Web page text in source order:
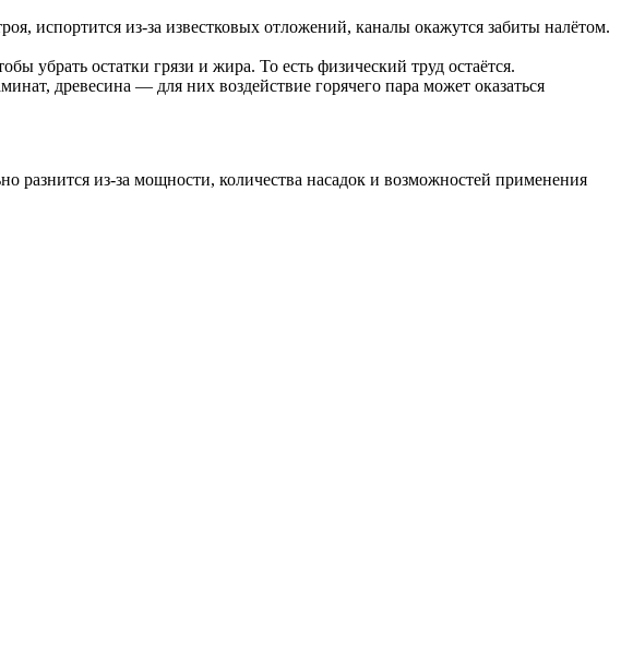
испортится из-за известковых отложений, каналы окажутся забиты налётом.
убрать остатки грязи и жира. То есть физический труд остаётся.
древесина — для них воздействие горячего пара может оказаться
из-за мощности, количества насадок и возможностей применения